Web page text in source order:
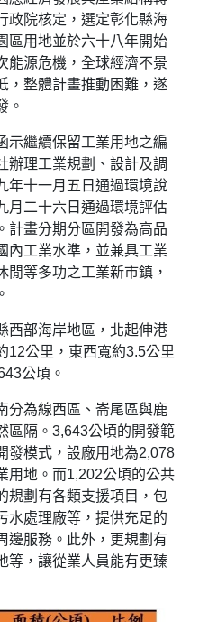
政院核定，選定彰化縣海
區用地並於六十八年開始
能源危機，全球經濟不景
，整體計畫推動困難，遂
。
示繼續保留工業用地之編
辦理工業規劃、設計及調
年十一月五日通過環境說
月二十六日通過環境評估
計畫分期分區開發為高品
內工業水準，並兼具工業
閒等多功之工業新市鎮，
西部海岸地區，北起伸港
12公里，東西寬約3.5公里
公頃。
分為線西區、崙尾區與鹿
區隔。3,643公頃的開發範
發模式，設廠用地為2,078
用地。而1,202公頃的公共
規劃有各類支援項目，包
水處理廠等，提供充足的
邊服務。此外，更規劃有
等，讓從業人員能有更臻